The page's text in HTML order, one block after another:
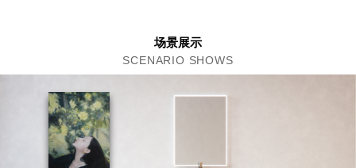
场景展示
SCENARIO SHOWS